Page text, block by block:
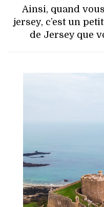
Ainsi, quand
jersey, c’est un
de Jersey que